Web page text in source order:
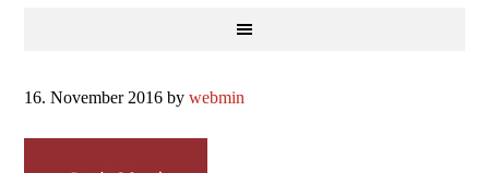
16. November 2016 bywebmin